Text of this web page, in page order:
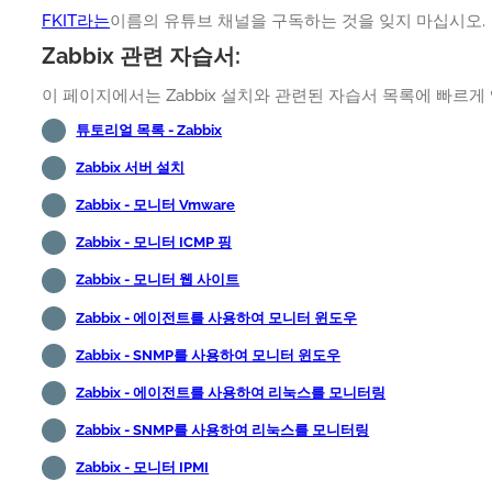
FKIT라는이름의 유튜브 채널을 구독하는 것을 잊지 마십시오.
Zabbix 관련 자습서:
이 페이지에서는 Zabbix 설치와 관련된 자습서 목록에 빠르게
튜토리얼 목록 - Zabbix
Zabbix 서버 설치
Zabbix - 모니터 Vmware
Zabbix - 모니터 ICMP 핑
Zabbix - 모니터 웹 사이트
Zabbix - 에이전트를 사용하여 모니터 윈도우
Zabbix - SNMP를 사용하여 모니터 윈도우
Zabbix - 에이전트를 사용하여 리눅스를 모니터링
Zabbix - SNMP를 사용하여 리눅스를 모니터링
Zabbix - 모니터 IPMI